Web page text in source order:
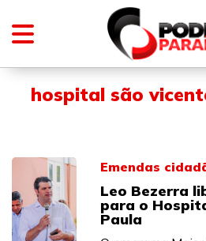
hospital são
Emendas
Leo Bezerra
para o
Paula